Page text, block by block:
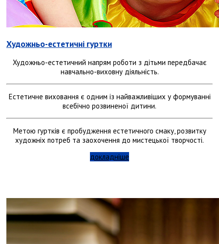
Художньо-естетичні гуртки
Художньо-естетичний напрям роботи з дітьми передбачає
навчально-виховну діяльність.
Естетичне виховання є одним із найважливіших у формуванні
всебічно розвиненої дитини.
Метою гуртків є пробудження естетичного смаку, розвитку
художніх потреб та заохочення до мистецької творчості.
докладніше